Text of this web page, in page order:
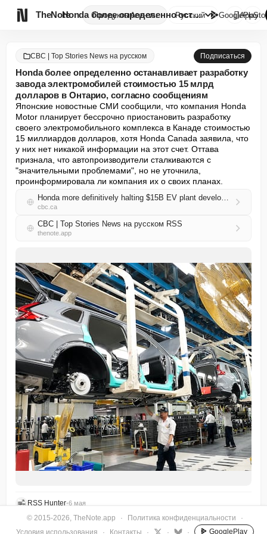
TheNote ПродуктыАгенты Honda более определенно остана...
Русский GooglePlay

CBC | Top Stories News на русском Подписаться
Honda более определенно останавливает разработку
завода электромобилей стоимостью 15 млрд
долларов в Онтарио, согласно сообщениям
Японские новостные СМИ сообщили, что компания Honda
Motor планирует бессрочно приостановить разработку
своего электромобильного комплекса в Канаде стоимостью
15 миллиардов долларов, хотя Honda Canada заявила, что
у них нет никакой информации на этот счет. Оттава
признала, что автопроизводители сталкиваются с
"значительными проблемами", но не уточнила,
проинформировала ли компания их о своих планах.
Honda more definitively halting $15B EV plant development in Ontario, according to reports
cbc.ca
CBC | Top Stories News на русском RSS
thenote.app
RSS Hunter•6 мая
© 2015-2026, TheNote.app · Политика конфиденциальности
·
Условия использования
· Контакты · · · GooglePlay